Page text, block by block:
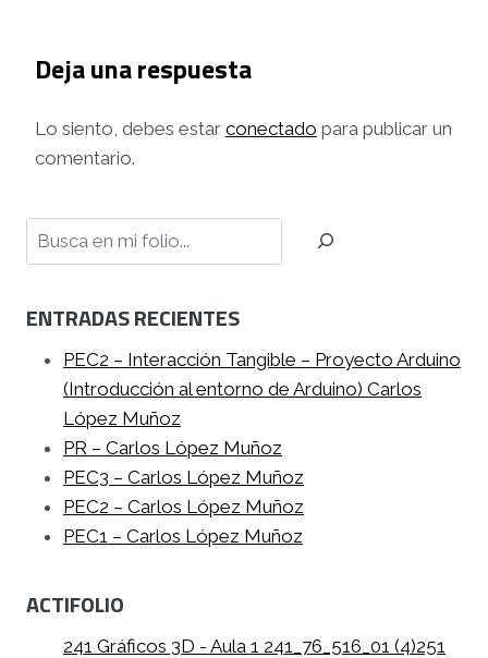
Deja una respuesta
Lo siento, debes estar conectado para publicar un
comentario.
Buscar
ENTRADAS RECIENTES
PEC2 – Interacción Tangible – Proyecto Arduino
(Introducción al entorno de Arduino) Carlos
López Muñoz
PR – Carlos López Muñoz
PEC3 – Carlos López Muñoz
PEC2 – Carlos López Muñoz
PEC1 – Carlos López Muñoz
ACTIFOLIO
241 Gráficos 3D - Aula 1 241_76_516_01 (4)251